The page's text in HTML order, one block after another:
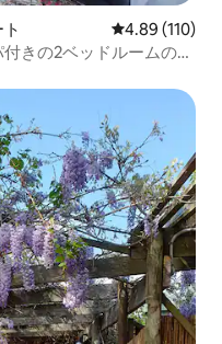
レビュー110
4.89 (110)
きの2ベッドルームのペ